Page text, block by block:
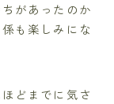
があったのか
も楽しみにな
どまでに気さ